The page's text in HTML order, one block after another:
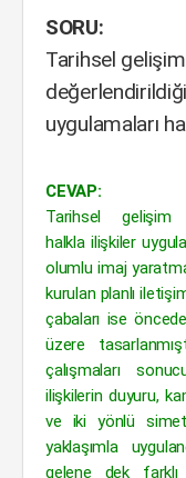
SORU:
Tarihsel
uygulamaları
CEVAP:
Tarihsel gelişim
halkla ilişkiler
olumlu imaj
kurulan planlı
çabaları ise
üzere
çalışmaları
ilişkilerin duyuru,
ve iki yönlü
yaklaşımla
gelene dek